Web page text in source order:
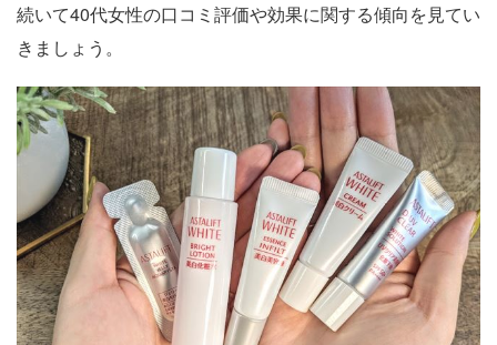
続いて40代女性の口コミ評価や効果に関する傾向を見てい
きましょう。